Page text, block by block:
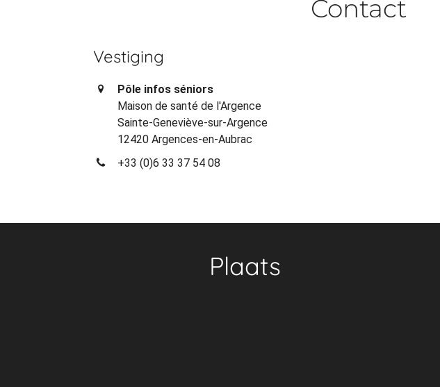
Contact
Vestiging
Pôle infos séniors
Maison de santé de l'Argence
Sainte-Geneviève-sur-Argence
12420 Argences-en-Aubrac
+33 (0)6 33 37 54 08
Plaats